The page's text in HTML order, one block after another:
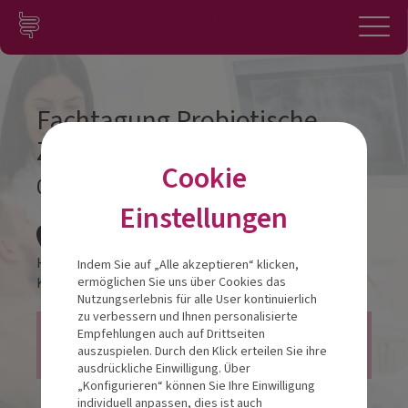
Zum Inhalt springen
Konto
Fachtagung Probiotische
Zahnmedizin in der Praxis
04.02.2026
Hotel Kö59 Düsseldorf
Königsallee 5940215 Düsseldorf
3 CME-Punkte -
Zahnärztekammer Nordrhein
Cookie
Einstellungen
Indem Sie auf „Alle akzeptieren“ klicken,
ermöglichen Sie uns über Cookies das
Nutzungserlebnis für alle User kontinuierlich
zu verbessern und Ihnen personalisierte
Empfehlungen auch auf Drittseiten
auszuspielen. Durch den Klick erteilen Sie ihre
ausdrückliche Einwilligung. Über
„Konfigurieren“ können Sie Ihre Einwilligung
individuell anpassen, dies ist auch